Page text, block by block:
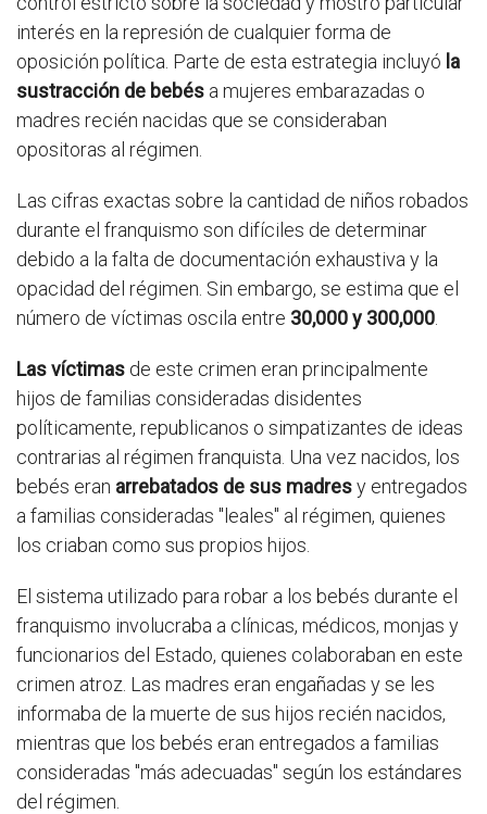
interés en la represión de cualquier forma de
oposición política. Parte de esta estrategia incluyó la
sustracción de bebés a mujeres embarazadas o
madres recién nacidas que se consideraban
opositoras al régimen.
Las cifras exactas sobre la cantidad de niños robados
durante el franquismo son difíciles de determinar
debido a la falta de documentación exhaustiva y la
opacidad del régimen. Sin embargo, se estima que el
número de víctimas oscila entre 30,000 y 300,000
Las víctimas de este crimen eran principalmente
hijos de familias consideradas disidentes
políticamente, republicanos o simpatizantes de ideas
contrarias al régimen franquista. Una vez nacidos, los
bebés eran arrebatados de sus madresy entregados
a familias consideradas "leales" al régimen, quienes
los criaban como sus propios hijos.
El sistema utilizado para robar a los bebés durante el
franquismo involucraba a clínicas, médicos, monjas y
funcionarios del Estado, quienes colaboraban en este
crimen atroz. Las madres eran engañadas y se les
informaba de la muerte de sus hijos recién nacidos,
mientras que los bebés eran entregados a familias
consideradas "más adecuadas" según los estándares
del régimen.